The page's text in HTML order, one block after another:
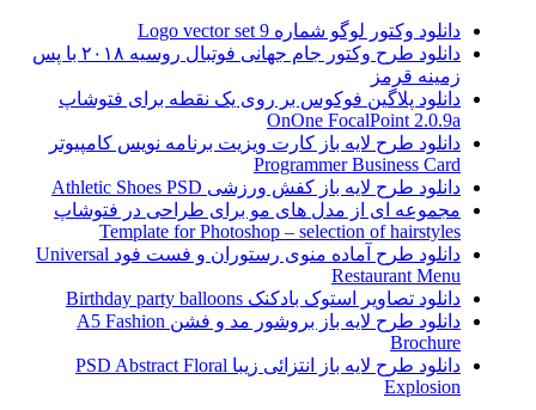
دانلود وکتور لوگو شماره 9 Logo vector set
دانلود طرح وکتور جام جهانی فوتبال روسیه ۲۰۱۸ با پس
زمینه قرمز
دانلود پلاگین فوکوس بر روی یک نقطه برای فتوشاپ
OnOne FocalPoint 2.0.9a
دانلود طرح لایه باز کارت ویزیت برنامه نویس کامپیوتر
Programmer Business Card
دانلود طرح لایه باز کفش ورزشی Athletic Shoes PSD
مجموعه ای از مدل های مو برای طراحی در فتوشاپ
Template for Photoshop – selection of hairstyles
دانلود طرح آماده منوی رستوران و فست فود Universal
Restaurant Menu
دانلود تصاویر استوک بادکنک Birthday party balloons
دانلود طرح لایه باز بروشور مد و فشن A5 Fashion
Brochure
دانلود طرح لایه باز انتزائی زیبا PSD Abstract Floral
Explosion